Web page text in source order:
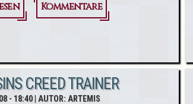
über
Besucher!
Kommentare
CREED TRAINER
- 18:40| AUTOR: ARTEMIS